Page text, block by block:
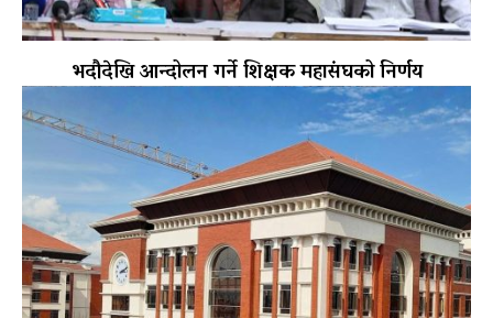
भदौदेखि आन्दोलन गर्ने शिक्षक महासंघको निर्णय